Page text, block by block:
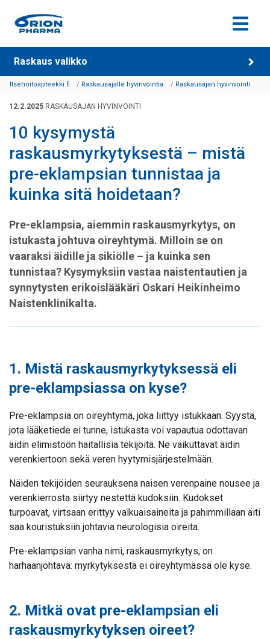
Siirry sisältöön
Raskaus valikko
Itsehoitoapteekki.fi Raskausajalle hyvinvointia Raskausajan hyvinvointi
12.2.2025 RASKAUSAJAN HYVINVOINTI
10 kysymystä
raskausmyrkytyksestä – mistä
pre-eklampsian tunnistaa ja
kuinka sitä hoidetaan?
Pre-eklampsia, aiemmin raskausmyrkytys, on
istukasta johtuva oireyhtymä. Milloin se on
vaaraksi äidille ja sikiölle – ja kuinka sen
tunnistaa? Kysymyksiin vastaa naistentautien ja
synnytysten erikoislääkäri Oskari Heikinheimo
Naistenklinikalta.
1. Mistä raskausmyrkytyksessä eli
pre-eklampsiassa on kyse?
Pre-eklampsia on oireyhtymä, joka liittyy istukkaan. Syystä,
jota lääketiede ei tunne, istukasta voi vapautua odottavan
äidin elimistöön haitallisia tekijöitä. Ne vaikuttavat äidin
verenkiertoon sekä veren hyytymisjärjestelmään.
Näiden tekijöiden seurauksena naisen verenpaine nousee ja
verenkierrosta siirtyy nestettä kudoksiin. Kudokset
turpoavat, virtsaan erittyy valkuaisaineita ja pahimmillaan äiti
saa kouristuksiin johtavia neurologisia oireita.
Pre-eklampsian vanha nimi, raskausmyrkytys, on
harhaanjohtava: myrkytyksestä ei oireyhtymässä ole kyse.
2. Mitkä ovat pre-eklampsian eli
raskausmyrkytyksen oireet?